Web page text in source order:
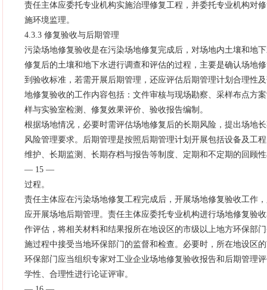
责任主体应委托专业机构实施治理修复工程，并委托专业机构对
施环境监理。
4.3.3 修复验收与后期管理
污染场地修复验收是在污染场地修复完成后，对场地内土壤和地
修复后的土壤和地下水进行调查和评估的过程，主要是确认场地
到验收标准，若需开展后期管理，还应评估后期管理计划合理性
地修复验收的工作内容包括：文件审核与现场勘察、采样布点方
样与实验室检测、修复效果评价、验收报告编制。
根据场地情况，必要时需评估场地修复后的长期风险，提出场地
风险管理要求。后期管理是按照后期管理计划开展包括设备及工
维护、长期监测、长期存档与报告等制度、定期和不定期的回顾
— 15 —
过程。
责任主体应在污染场地修复工程完成后，开展场地修复验收工作
应开展场地后期管理。责任主体应委托专业机构进行场地修复验
作评估，将相关材料和结果报所在地设区的市级以上地方环保部
施过程中接受当地环保部门的监督和检查。必要时，所在地设区
环保部门应当组织专家对工业企业场地修复验收报告和后期管理
学性、合理性进行论证评审。